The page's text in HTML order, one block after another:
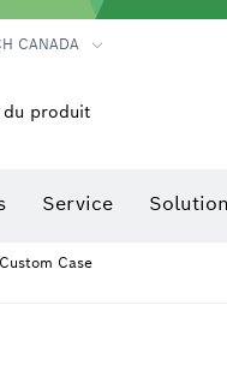
CANADA
produit
Service
Case